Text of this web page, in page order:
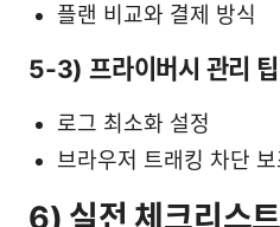
플랜 비교와 결제 방식
5-3) 프라이버시 관리 팁
로그 최소화 설정
브라우저 트래킹 차단
6) 실전 체크리스